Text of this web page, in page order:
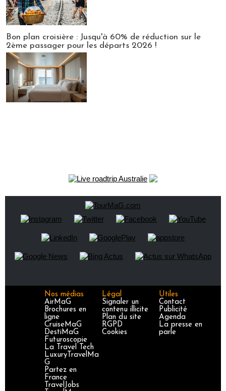
Bon plan croisière : Jusqu'à 60% de réduction sur le
2ème passager pour les départs 2026 !
Nos médias
AirMaG
Brochures en
ligne
CruiseMaG
DestiMaG
Futuroscopie
La Travel Tech
LuxuryTravelMa
G
Partez en
France
TravelJobs
Légal
Signaler un
contenu illicite
Plan du site
RGPD
Cookies
Utiles
Contact
Publicité
Agenda
La presse en
parle